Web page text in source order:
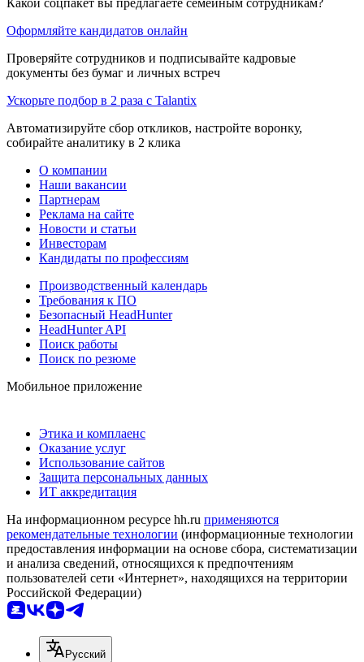
Оформляйте кандидатов онлайн
Проверяйте сотрудников и подписывайте кадровые
документы без бумаг и личных встреч
Ускорьте подбор в 2 раза с Talantix
Автоматизируйте сбор откликов, настройте воронку,
собирайте аналитику в 2 клика
О компании
Наши вакансии
Партнерам
Реклама на сайте
Новости и статьи
Инвесторам
Кандидаты по профессиям
Производственный календарь
Требования к ПО
Безопасный HeadHunter
HeadHunter API
Поиск работы
Поиск по резюме
Мобильное приложение
Этика и комплаенс
Оказание услуг
Использование сайтов
Защита персональных данных
ИТ аккредитация
На информационном ресурсе hh.ru применяются
рекомендательные технологии (информационные технологии
предоставления информации на основе сбора, систематизации
и анализа сведений, относящихся к предпочтениям
пользователей сети «Интернет», находящихся на территории
Российской Федерации)
Русский